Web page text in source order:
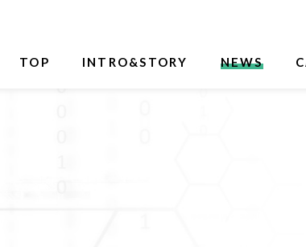
TOP INTRO&STORY NEWS